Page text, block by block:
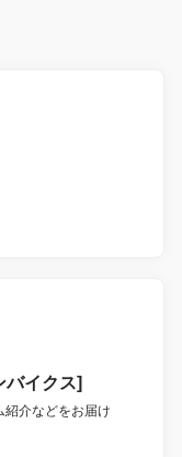
イクス]
紹介などをお届け